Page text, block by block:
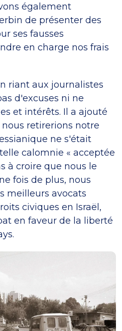
également
de présenter des
ses fausses
en charge nos frais
riant aux journalistes
d'excuses ni ne
et intérêts. Il a ajouté
retirerions notre
ne s'était
calomnie « acceptée
à croire que nous le
fois de plus, nous
meilleurs avocats
civiques en Israël,
en faveur de la liberté